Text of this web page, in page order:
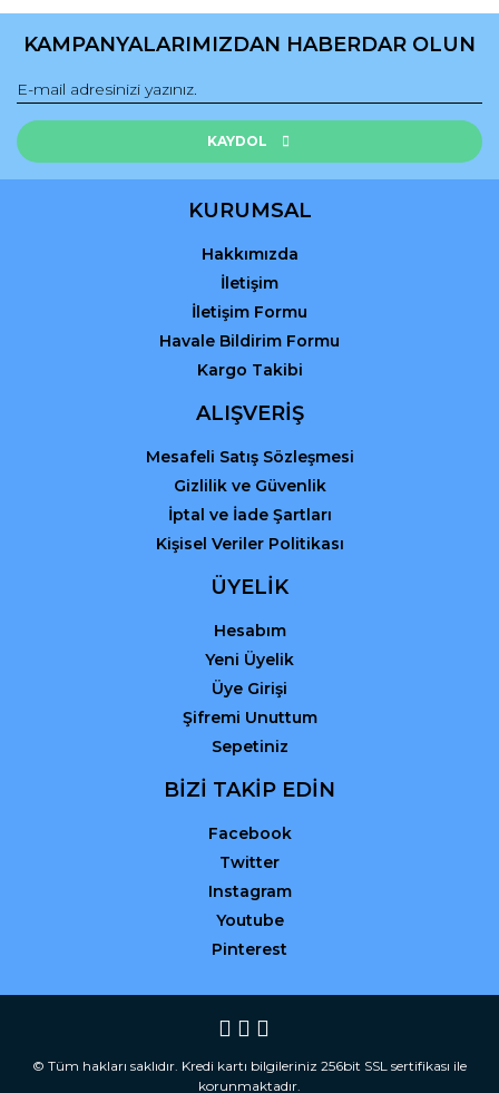
konularda yetersiz gördüğünüz noktaları öneri formunu
Görüş ve önerileriniz için teşekkür ederiz.
Ürün resmi kalitesiz, bozuk veya görüntülenemiyor.
Ürün açıklamasında eksik bilgiler bulunuyor.
Ürün fiyatı diğer sitelerden daha pahalı.
Gönder
KAMPANYALARIMIZDAN HABERDAR OLUN
KAYDOL
KURUMSAL
Hakkımızda
İletişim
İletişim Formu
Havale Bildirim Formu
Kargo Takibi
ALIŞVERİŞ
Mesafeli Satış Sözleşmesi
Gizlilik ve Güvenlik
İptal ve İade Şartları
Kişisel Veriler Politikası
ÜYELİK
Hesabım
Yeni Üyelik
Üye Girişi
Şifremi Unuttum
Sepetiniz
BİZİ TAKİP EDİN
Facebook
Twitter
Instagram
Youtube
Pinterest
© Tüm hakları saklıdır. Kredi kartı bilgileriniz 256bit SSL sertifikası ile
korunmaktadır.